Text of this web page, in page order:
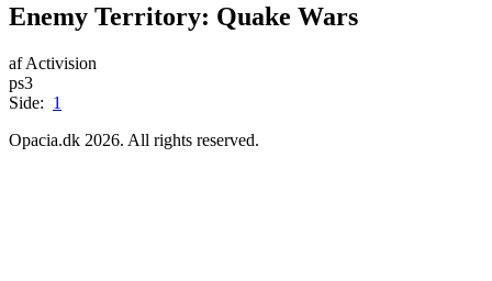
Enemy Territory: Quake Wars
af Activision
ps3
Side: 1
Opacia.dk 2026. All rights reserved.